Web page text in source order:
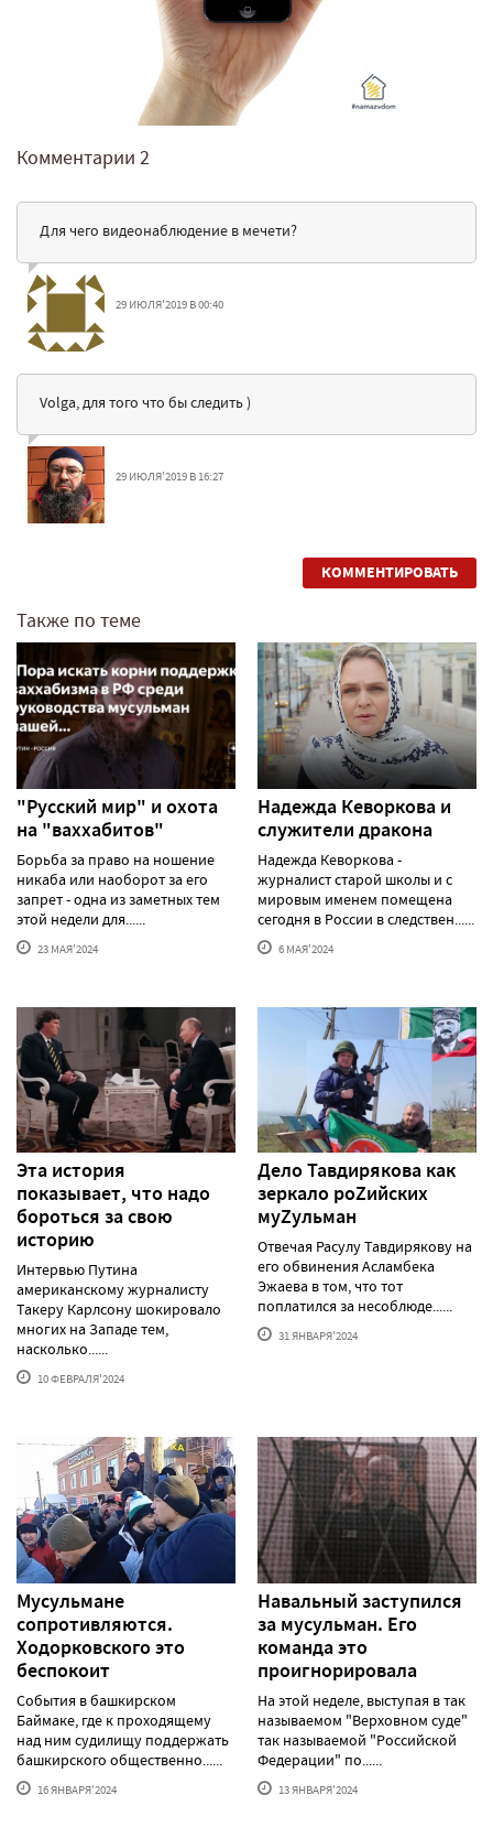
Комментарии 2
Для чего видеонаблюдение в мечети?
29 ИЮЛЯ'2019 В 00:40
Volga, для того что бы следить )
29 ИЮЛЯ'2019 В 16:27
КОММЕНТИРОВАТЬ
Также по теме
"Русский мир" и охота
на "ваххабитов"
Борьба за право на ношение
никаба или наоборот за его
запрет - одна из заметных тем
этой недели для......
23 МАЯ'2024
Надежда Кеворкова и
служители дракона
Надежда Кеворкова -
журналист старой школы и с
мировым именем помещена
сегодня в России в следствен......
6 МАЯ'2024
Эта история
показывает, что надо
бороться за свою
историю
Интервью Путина
американскому журналисту
Такеру Карлсону шокировало
многих на Западе тем,
насколько......
10 ФЕВРАЛЯ'2024
Дело Тавдирякова как
зеркало роZийских
муZульман
Отвечая Расулу Тавдирякову на
его обвинения Асламбека
Эжаева в том, что тот
поплатился за несоблюде......
31 ЯНВАРЯ'2024
Мусульмане
сопротивляются.
Ходорковского это
беспокоит
События в башкирском
Баймаке, где к проходящему
над ним судилищу поддержать
башкирского общественно......
16 ЯНВАРЯ'2024
Навальный заступился
за мусульман. Его
команда это
проигнорировала
На этой неделе, выступая в так
называемом "Верховном суде"
так называемой "Российской
Федерации" по......
13 ЯНВАРЯ'2024